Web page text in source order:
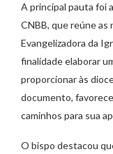
A principal pauta foi
CNBB, que reúne as
Evangelizadora da
finalidade elaborar
proporcionar às
documento,
caminhos para sua
O bispo destacou